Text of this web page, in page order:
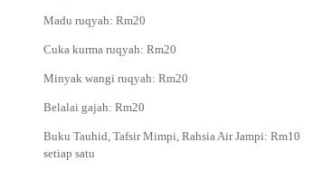
Madu ruqyah: Rm20
Cuka kurma ruqyah: Rm20
Minyak wangi ruqyah: Rm20
Belalai gajah: Rm20
Buku Tauhid, Tafsir Mimpi, Rahsia Air Jampi: Rm10
setiap satu